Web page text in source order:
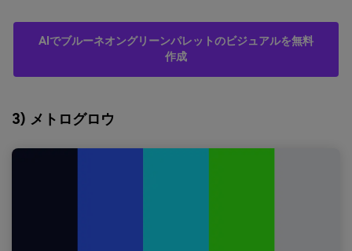
AIでブルーネオングリーンパレットのビジュアルを無料
作成
3) メトログロウ